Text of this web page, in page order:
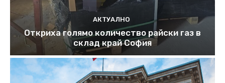
АКТУАЛНО
Откриха голямо количество райски газ в
склад край София